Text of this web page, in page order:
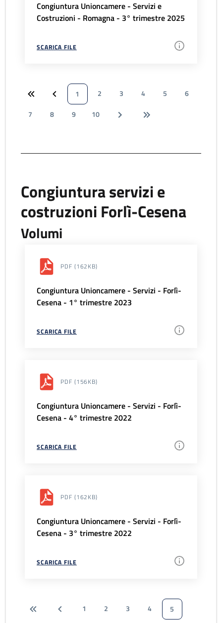
Congiuntura Unioncamere - Servizi e
Costruzioni - Romagna - 3° trimestre 2025
SCARICA FILE
1 2 3 4 5
6
7
8 9 10
Congiuntura servizi e
costruzioni Forlì-Cesena
Volumi
PDF (162KB)
Congiuntura Unioncamere - Servizi - Forlì-
Cesena - 1° trimestre 2023
SCARICA FILE
PDF (156KB)
Congiuntura Unioncamere - Servizi - Forlì-
Cesena - 4° trimestre 2022
SCARICA FILE
PDF (162KB)
Congiuntura Unioncamere - Servizi - Forlì-
Cesena - 3° trimestre 2022
SCARICA FILE
1 2 3 4
5